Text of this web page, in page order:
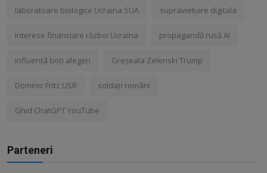
laboratoare biologice Ucraina SUA supravietuire digitala
Interese financiare război Ucraina propagandă rusă AI
influență boți alegeri Greșeala Zelenski Trump
Dominic Fritz USR soldați români
Ghid ChatGPT YouTube
Parteneri